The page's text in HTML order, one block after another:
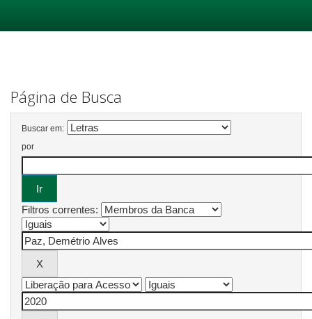
Página de Busca
Buscar em:
por
Filtros correntes: